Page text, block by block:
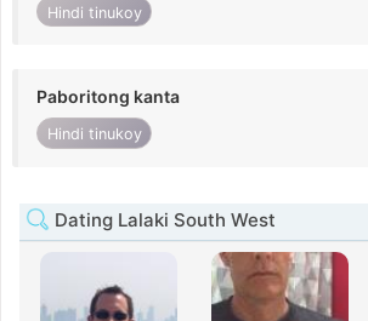
Hindi tinukoy
Paboritong kanta
Hindi tinukoy
Dating Lalaki South West